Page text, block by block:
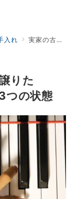
入れ 実家の古いピアノを子供に譲りたい！ 運ぶ前に確認すべき3つの状態
りた
つの状態